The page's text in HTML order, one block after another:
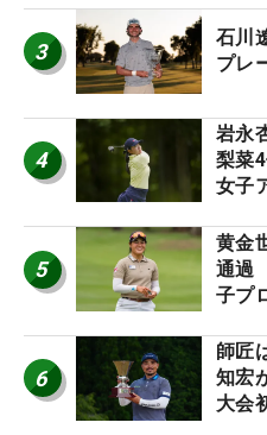
3
石川
プレ
4
岩永
梨菜
女子
5
黄金
通過
子プ
6
師匠
知宏
大会